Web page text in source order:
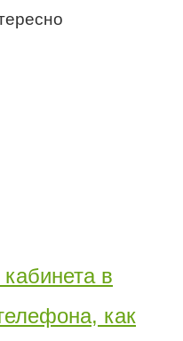
в
как